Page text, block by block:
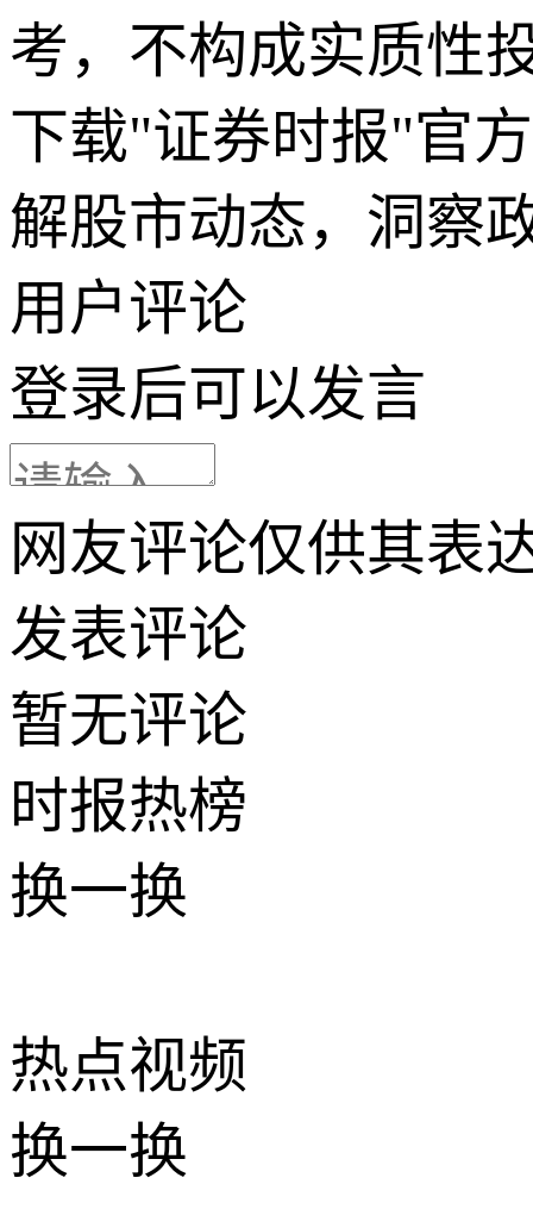
考，不构成实质性
下载"证券时报"官
解股市动态，洞察
用户评论
登录后可以发言
网友评论仅供其表
发表评论
暂无评论
时报热榜
换一换
热点视频
换一换